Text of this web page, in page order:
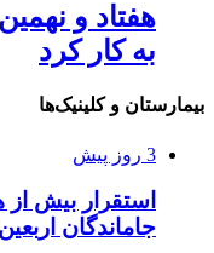
هفتاد و
به کار کرد
بیمارستان و کلینیک‌ها
3 روز پیش
استقرار بیش
جاماندگان